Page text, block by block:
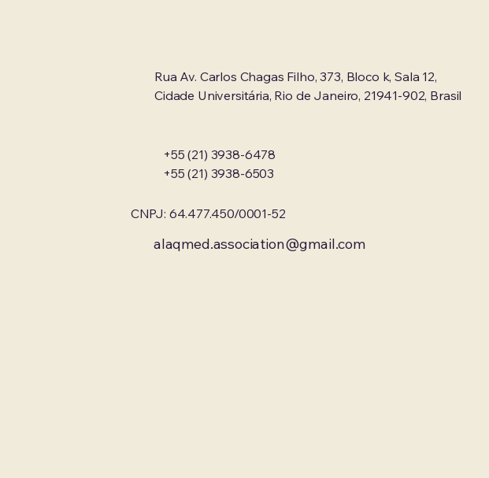
Rua Av. Carlos Chagas Filho, 373, Bloco k, Sala 12,
Cidade Universitária, Rio de Janeiro, 21941-902, Brasil
+55 (21) 3938-6478
+55 (21) 3938-6503
CNPJ: 64.477.450/0001-52
alaqmed.association@gmail.com